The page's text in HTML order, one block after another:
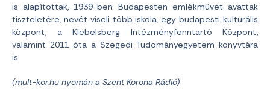
is alapítottak, 1939-ben Budapesten emlékművet avattak
tiszteletére, nevét viseli több iskola, egy budapesti kulturális
központ, a Klebelsberg Intézményfenntartó Központ,
valamint 2011 óta a Szegedi Tudományegyetem könyvtára
is.
(mult-kor.hu nyomán a Szent Korona Rádió)